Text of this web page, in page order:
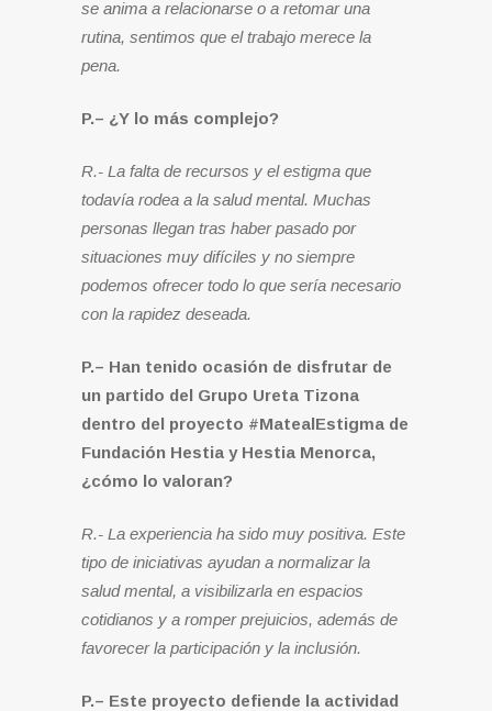
se anima a relacionarse o a retomar una
rutina, sentimos que el trabajo merece la
pena.
P.– ¿Y lo más complejo?
R.- La falta de recursos y el estigma que
todavía rodea a la salud mental. Muchas
personas llegan tras haber pasado por
situaciones muy difíciles y no siempre
podemos ofrecer todo lo que sería necesario
con la rapidez deseada.
P.– Han tenido ocasión de disfrutar de
un partido del Grupo Ureta Tizona
dentro del proyecto #MatealEstigma de
Fundación Hestia y Hestia Menorca,
¿cómo lo valoran?
R.- La experiencia ha sido muy positiva. Este
tipo de iniciativas ayudan a normalizar la
salud mental, a visibilizarla en espacios
cotidianos y a romper prejuicios, además de
favorecer la participación y la inclusión.
P.– Este proyecto defiende la actividad